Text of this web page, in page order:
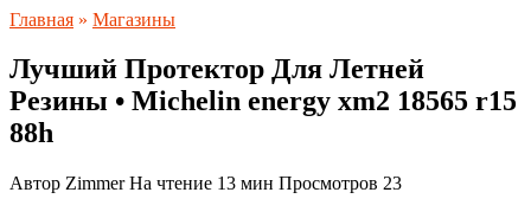
Главная » Магазины
Лучший Протектор Для Летней
Резины • Michelin energy xm2 18565 r15
88h
Автор Zimmer На чтение 13 мин Просмотров 23